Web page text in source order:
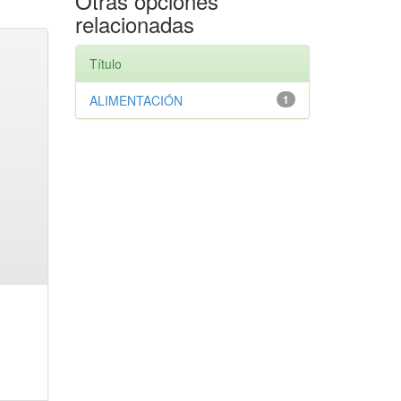
relacionadas
Título
1
ALIMENTACIÓN